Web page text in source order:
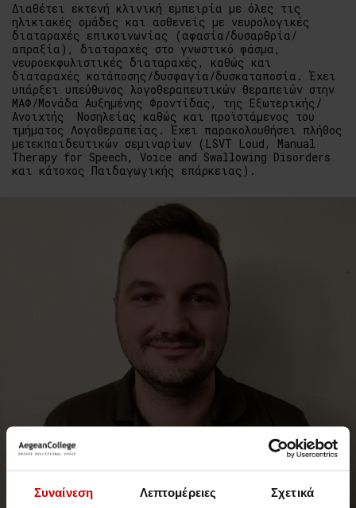
Συναίνεση Λεπτομέρειες Σχετικά
Διαθέτει εκτενή κλινική εμπειρία με όλες τις
ηλικιακές ομάδες και ασθενείς με νευρολογικές
διαταραχές επικοινωνίας (αφασία/δυσαρθρία/
απραξία), διαταραχές στο γνωστικό φάσμα,
νευροεκφυλιστικές διαταραχές, καθώς και
διαταραχές κατάποσης/δυσφαγία/δυσκαταποσία. Έχει
υπάρξει υπεύθυνος λογοθεραπευτικών θεραπειών στην
ΜΑΦ/Μονάδα Αυξημένης Φροντίδας, της Εξωτερικής/
Ανοιχτής Νοσηλείας καθώς και προϊστάμενος του
τμήματος Λογοθεραπείας. Έχει παρακολουθήσει πλήθος
μετεκπαιδευτικών σεμιναρίων (LSVT Loud, Manual
Therapy for Speech, Voice and Swallowing Disorders
και κάτοχος Παιδαγωγικής επάρκειας).